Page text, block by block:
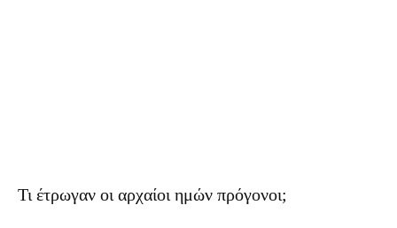
Τι έτρωγαν οι αρχαίοι ημών πρόγονοι;